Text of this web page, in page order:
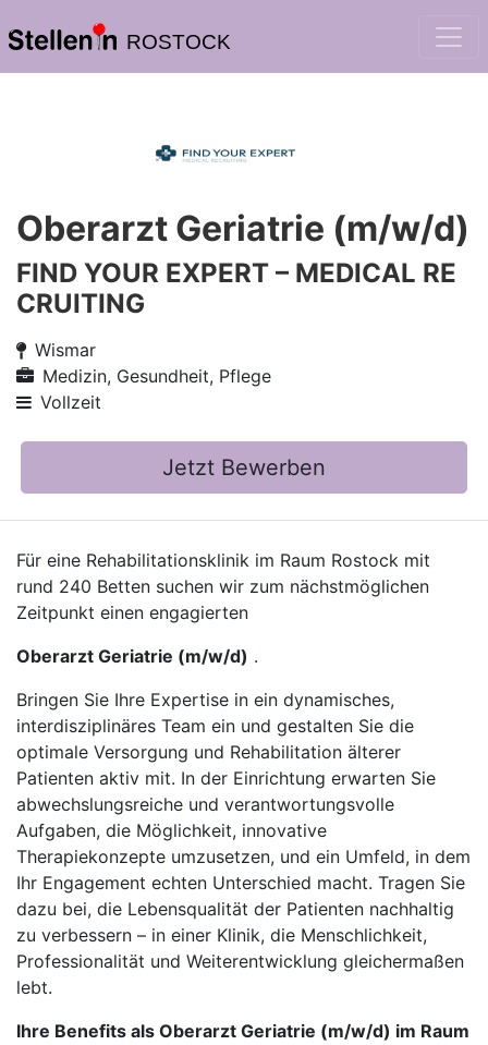
ROSTOCK
Oberarzt Geriatrie (m/w/d)
FIND YOUR EXPERT – MEDICAL RE
CRUITING
Wismar
Medizin, Gesundheit, Pflege
Vollzeit
Jetzt Bewerben
Für eine Rehabilitationsklinik im Raum Rostock mit
rund 240 Betten suchen wir zum nächstmöglichen
Zeitpunkt einen engagierten
Oberarzt Geriatrie (m/w/d) .
Bringen Sie Ihre Expertise in ein dynamisches,
interdisziplinäres Team ein und gestalten Sie die
optimale Versorgung und Rehabilitation älterer
Patienten aktiv mit. In der Einrichtung erwarten Sie
abwechslungsreiche und verantwortungsvolle
Aufgaben, die Möglichkeit, innovative
Therapiekonzepte umzusetzen, und ein Umfeld, in dem
Ihr Engagement echten Unterschied macht. Tragen Sie
dazu bei, die Lebensqualität der Patienten nachhaltig
zu verbessern – in einer Klinik, die Menschlichkeit,
Professionalität und Weiterentwicklung gleichermaßen
lebt.
Ihre Benefits als Oberarzt Geriatrie (m/w/d) im Raum